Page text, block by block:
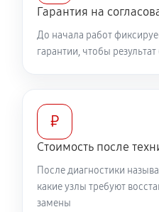
Гарантия на
До начала работ
гарантии, чтобы
₽
Стоимость после
После диагностики
какие узлы требуют
замены